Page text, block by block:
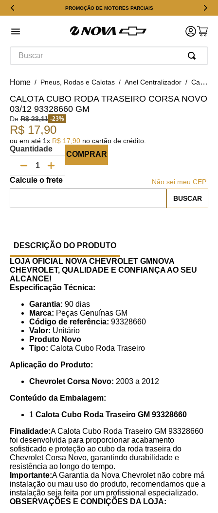
PROMOÇÃO DE MOTORES PARCIAIS
Buscar
Pneus, Rodas e Calotas Anel Centralizador Calota Cubo Roda Traseiro Corsa Novo 03/12 93328660 GM
CALOTA CUBO RODA TRASEIRO CORSA NOVO
03/12 93328660 GM
De R$ 23,11 -23%
R$ 17,90
ou em até 1x R$ 17 90 no cartão de crédito.
Quantidade
COMPRAR
Não sei meu CEP
DESCRIÇÃO DO PRODUTO
LOJA OFICIAL NOVA CHEVROLET GMNOVA
CHEVROLET, QUALIDADE E CONFIANÇA AO SEU
ALCANCE!
Especificação Técnica:
Garantia: 90 dias
Marca: Peças Genuínas GM
Código de referência: 93328660
Valor: Unitário
Produto Novo
Tipo: Calota Cubo Roda Traseiro
Aplicação do Produto:
Chevrolet Corsa Novo: 2003 a 2012
Conteúdo da Embalagem:
1 Calota Cubo Roda Traseiro GM 93328660
Finalidade:A Calota Cubo Roda Traseiro GM 93328660
foi desenvolvida para proporcionar acabamento
sofisticado e proteção ao cubo da roda traseira do
Chevrolet Corsa Novo, garantindo durabilidade e
resistência ao longo do tempo.
Importante:A Garantia da Nova Chevrolet não cobre má
instalação ou mau uso do produto, recomendamos que a
instalação seja feita por um profissional especializado.
OBSERVAÇÕES E CONDIÇÕES DA LOJA: